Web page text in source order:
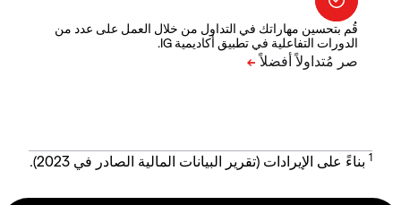
قُم بتحسين مهاراتك في التداول من خلال العمل على عدد من
الدورات التفاعلية في تطبيق أكاديمية IG.
1 بناءً على الإيرادات (تقرير البيانات المالية الصادر في 2023).